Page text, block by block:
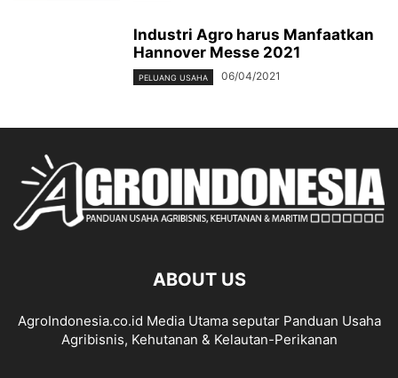
Industri Agro harus Manfaatkan
Hannover Messe 2021
PELUANG USAHA 06/04/2021
ABOUT US
AgroIndonesia.co.id Media Utama seputar Panduan Usaha
Agribisnis, Kehutanan & Kelautan-Perikanan